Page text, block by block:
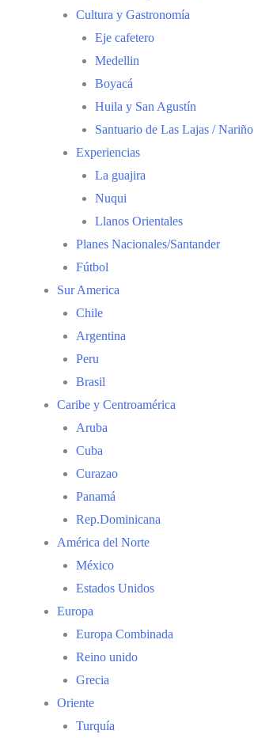
Cultura y Gastronomía
Eje cafetero
Medellin
Boyacá
Huila y San Agustín
Santuario de Las Lajas / Nariño
Experiencias
La guajira
Nuqui
Llanos Orientales
Planes Nacionales/Santander
Fútbol
Sur America
Chile
Argentina
Peru
Brasil
Caribe y Centroamérica
Aruba
Cuba
Curazao
Panamá
Rep.Dominicana
América del Norte
México
Estados Unidos
Europa
Europa Combinada
Reino unido
Grecia
Oriente
Turquía